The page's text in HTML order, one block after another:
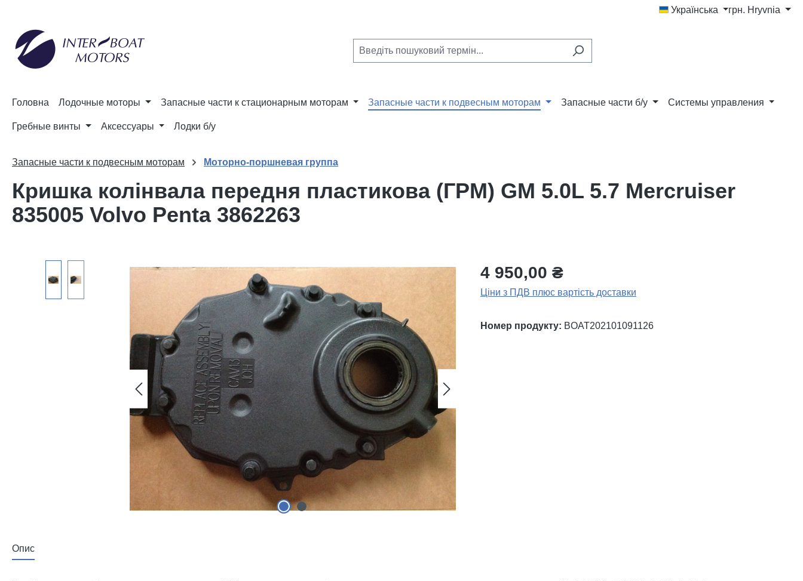
Українська грн. Hryvnia
Головна Лодочные моторы Запасные части к стационарным моторам Запасные части к подвесным моторам Запасные части б/у Системы управления
Гребные винты Аксессуары Лодки б/у
Запасные части к подвесным моторам Моторно-поршневая группа
Кришка колінвала передня пластикова (ГРМ) GM 5.0L 5.7 Mercruiser
835005 Volvo Penta 3862263
Пропустити галерею зображень 4 950,00 ₴
Ціни з ПДВ плюс вартість доставки
Номер продукту: BOAT202101091126
Опис